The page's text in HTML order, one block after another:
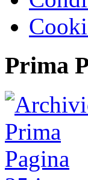
Prima